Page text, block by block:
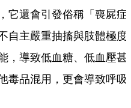
它還會引發俗稱「喪屍症
自主嚴重抽搐與肢體極度
，導致低血糖、低血壓甚
毒品混用，更會導致呼吸